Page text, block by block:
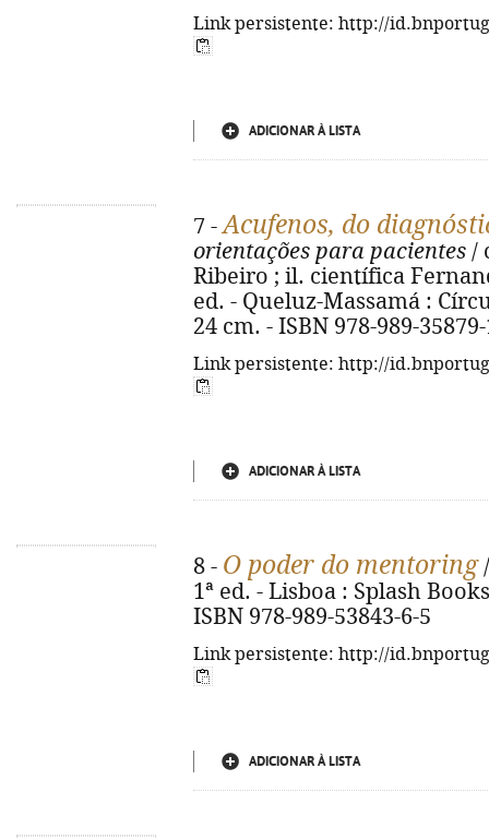
Link persistente: http://
ADICIONAR À LISTA
7 -Acufenos, do
orientações para pacientes /
Ribeiro ; il. científica
ed. - Queluz-Massamá :
24 cm. - ISBN 978-989-
Link persistente: http://
ADICIONAR À LISTA
8 - O poder do mentoring/
1ª ed. - Lisboa : Splash
ISBN 978-989-53843-6-5
Link persistente: http://
ADICIONAR À LISTA